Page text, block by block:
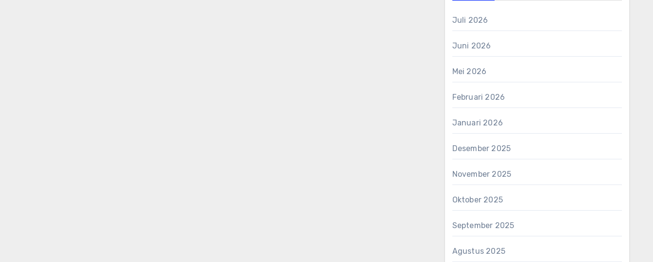
Juli 2026
Juni 2026
Mei 2026
Februari 2026
Januari 2026
Desember 2025
November 2025
Oktober 2025
September 2025
Agustus 2025